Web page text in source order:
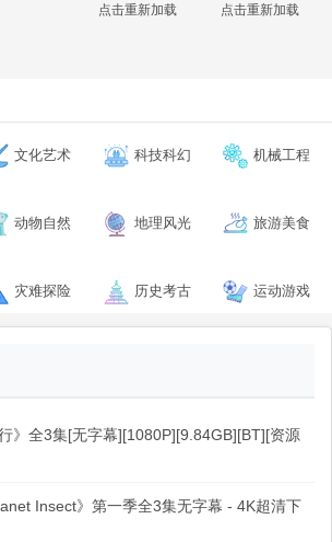
点击重新加载 点击重新加载
文化艺术 科技科幻 机械工程
动物自然 地理风光 旅游美食
灾难探险 历史考古 运动游戏
》全3集[无字幕][1080P][9.84GB][BT][资源
Insect》第一季全3集无字幕 - 4K超清下